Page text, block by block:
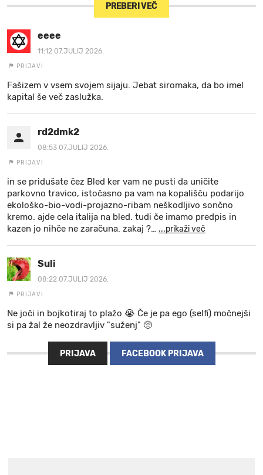
PREBERI VEČ
eeee
11:12 07.JULIJ 2026.
PRIJAVI
Fašizem v vsem svojem sijaju. Jebat siromaka, da bo imel
kapital še več zaslužka.
rd2dmk2
08:53 07.JULIJ 2026.
PRIJAVI
in se pridušate čez Bled ker vam ne pusti da uničite
parkovno travico, istočasno pa vam na kopališču podarijo
ekološko-bio-vodi-projazno-ribam neškodljivo sončno
kremo. ajde cela italija na bled. tudi če imamo predpis in
kazen jo nihče ne zaračuna. zakaj ?… ...prikaži več
Suli
08:22 07.JULIJ 2026.
PRIJAVI
Ne joči in bojkotiraj to plažo 😭 Če je pa ego (selfi) močnejši
si pa žal že neozdravljiv "suženj" 🥺
PRIJAVA FACEBOOK PRIJAVA